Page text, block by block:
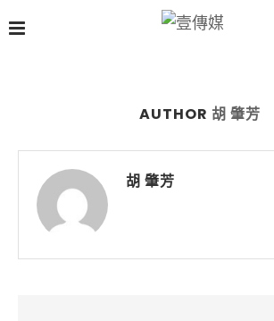
AUTHOR 胡 肇芳
胡 肇芳